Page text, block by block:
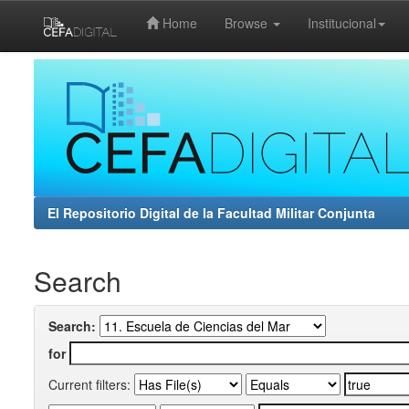
Home Browse Institucional
El Repositorio Digital de la Facultad Militar Conjunta
Search
Search:
for
Current filters: